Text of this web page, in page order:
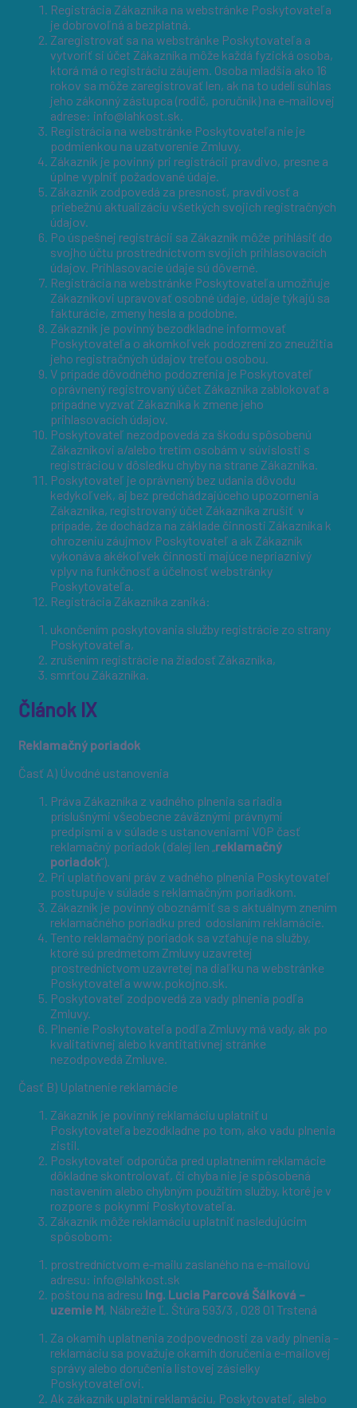
Registrácia Zákazníka na webstránke Poskytovateľa
je dobrovoľná a bezplatná.
Zaregistrovať sa na webstránke Poskytovateľa a
vytvoriť si účet Zákazníka môže každá fyzická osoba,
ktorá má o registráciu záujem. Osoba mladšia ako 16
rokov sa môže zaregistrovať len, ak na to udelí súhlas
jeho zákonný zástupca (rodič, poručník) na e-mailovej
adrese: info@lahkost.sk.
Registrácia na webstránke Poskytovateľa nie je
podmienkou na uzatvorenie Zmluvy.
Zákazník je povinný pri registrácii pravdivo, presne a
úplne vyplniť požadované údaje.
Zákazník zodpovedá za presnosť, pravdivosť a
priebežnú aktualizáciu všetkých svojich registračných
údajov.
Po úspešnej registrácii sa Zákazník môže prihlásiť do
svojho účtu prostredníctvom svojich prihlasovacích
údajov. Prihlasovacie údaje sú dôverné.
Registrácia na webstránke Poskytovateľa umožňuje
Zákazníkovi upravovať osobné údaje, údaje týkajú sa
fakturácie, zmeny hesla a podobne.
Zákazník je povinný bezodkladne informovať
Poskytovateľa o akomkoľvek podozrení zo zneužitia
jeho registračných údajov treťou osobou.
V prípade dôvodného podozrenia je Poskytovateľ
oprávnený registrovaný účet Zákazníka zablokovať a
prípadne vyzvať Zákazníka k zmene jeho
prihlasovacích údajov.
Poskytovateľ nezodpovedá za škodu spôsobenú
Zákazníkovi a/alebo tretím osobám v súvislosti s
registráciou v dôsledku chyby na strane Zákazníka.
Poskytovateľ je oprávnený bez udania dôvodu
kedykoľvek, aj bez predchádzajúceho upozornenia
Zákazníka, registrovaný účet Zákazníka zrušiť v
prípade, že dochádza na základe činnosti Zákazníka k
ohrozeniu záujmov Poskytovateľ a ak Zákazník
vykonáva akékoľvek činnosti majúce nepriaznivý
vplyv na funkčnosť a účelnosť webstránky
Poskytovateľa.
Registrácia Zákazníka zaniká:
ukončením poskytovania služby registrácie zo strany
Poskytovateľa,
zrušením registrácie na žiadosť Zákazníka,
smrťou Zákazníka.
Článok IX
Reklamačný poriadok
Časť A) Úvodné ustanovenia
Práva Zákazníka z vadného plnenia sa riadia
príslušnými všeobecne záväznými právnymi
predpismi a v súlade s ustanoveniami VOP časť
reklamačný poriadok (ďalej len „ reklamačný
poriadok“).
Pri uplatňovaní práv z vadného plnenia Poskytovateľ
postupuje v súlade s reklamačným poriadkom.
Zákazník je povinný oboznámiť sa s aktuálnym znením
reklamačného poriadku pred odoslaním reklamácie.
Tento reklamačný poriadok sa vzťahuje na služby,
ktoré sú predmetom Zmluvy uzavretej
prostredníctvom uzavretej na diaľku na webstránke
Poskytovateľa www.pokojno.sk.
Poskytovateľ zodpovedá za vady plnenia podľa
Zmluvy.
Plnenie Poskytovateľa podľa Zmluvy má vady, ak po
kvalitatívnej alebo kvantitatívnej stránke
nezodpovedá Zmluve.
Časť B) Uplatnenie reklamácie
Zákazník je povinný reklamáciu uplatniť u
Poskytovateľa bezodkladne po tom, ako vadu plnenia
zistil.
Poskytovateľ odporúča pred uplatnením reklamácie
dôkladne skontrolovať, či chyba nie je spôsobená
nastavením alebo chybným použitím služby, ktoré je v
rozpore s pokynmi Poskytovateľa.
Zákazník môže reklamáciu uplatniť nasledujúcim
spôsobom:
prostredníctvom e-mailu zaslaného na e-mailovú
adresu: info@lahkost.sk
poštou na adresu Ing. Lucia Parcová Šálková –
uzemie M, Nábrežie Ľ. Štúra 593/3 , 028 01 Trstená
Za okamih uplatnenia zodpovednosti za vady plnenia –
reklamáciu sa považuje okamih doručenia e-mailovej
správy alebo doručenia listovej zásielky
Poskytovateľovi.
Ak zákazník uplatní reklamáciu, Poskytovateľ, alebo